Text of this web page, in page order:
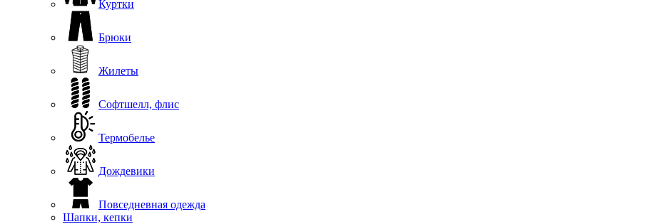
Куртки
Брюки
Жилеты
Софтшелл, флис
Термобелье
Дождевики
Повседневная одежда
Шапки, кепки